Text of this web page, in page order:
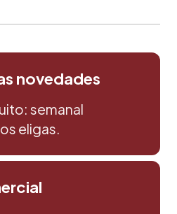
novedades
semanal
eligas.